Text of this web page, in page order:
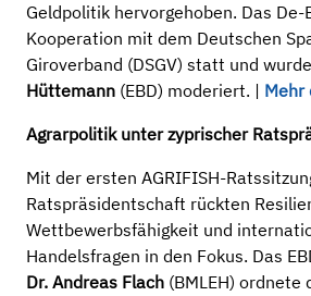
Geldpolitik hervorgehoben. Das De-
Kooperation mit dem Deutschen
Giroverband (DSGV) statt und
Hüttemann (EBD) moderiert. | Mehr
Agrarpolitik unter zyprischer
Mit der ersten AGRIFISH-
Ratspräsidentschaft rückten
Wettbewerbsfähigkeit und
Handelsfragen in den Fokus. Das
Dr. Andreas Flach (BMLEH) ordnete